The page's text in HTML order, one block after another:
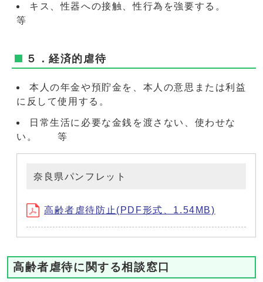
キス、性器への接触、性行為を強要する。
等
５．経済的虐待
本人の年金や預貯金を、本人の意思または利益
に反して使用する。
日常生活に必要な金銭を渡さない、使わせな
い。 等
奈良県パンフレット
高齢者虐待防止(PDF形式、1.54MB)
高齢者虐待に関する相談窓口